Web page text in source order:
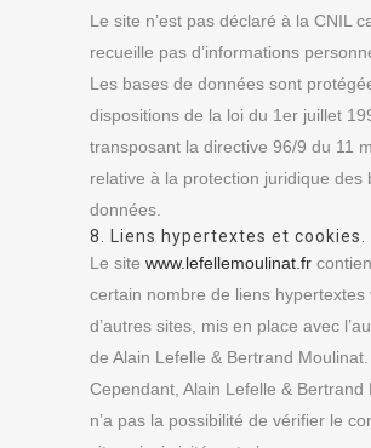
Le site n’est pas déclaré à la CNIL
recueille pas d’informations
Les bases de données sont
dispositions de la loi du 1er juillet
transposant la directive 96/9 du 11
relative à la protection juridique des
données.
8. Liens hypertextes et cookies.
Le site www.lefellemoulinat.fr
certain nombre de liens hypertextes
d’autres sites, mis en place avec
de Alain Lefelle & Bertrand Moulinat.
Cependant, Alain Lefelle & Bertrand
n’a pas la possibilité de vérifier le